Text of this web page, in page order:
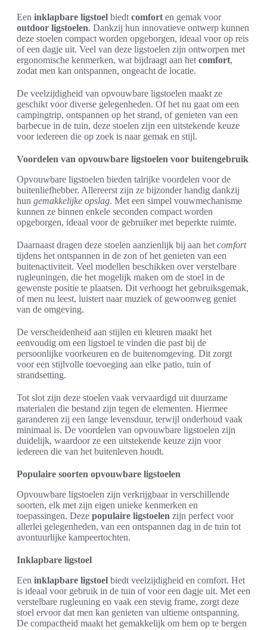
Een inklapbare ligstoel biedt comfort en gemak voor
outdoor ligstoelen. Dankzij hun innovatieve ontwerp kunnen
deze stoelen compact worden opgeborgen, ideaal voor op reis
of een dagje uit. Veel van deze ligstoelen zijn ontworpen met
ergonomische kenmerken, wat bijdraagt aan het comfort,
zodat men kan ontspannen, ongeacht de locatie.
De veelzijdigheid van opvouwbare ligstoelen maakt ze
geschikt voor diverse gelegenheden. Of het nu gaat om een
campingtrip, ontspannen op het strand, of genieten van een
barbecue in de tuin, deze stoelen zijn een uitstekende keuze
voor iedereen die op zoek is naar gemak en stijl.
Voordelen van opvouwbare ligstoelen voor buitengebruik
Opvouwbare ligstoelen bieden talrijke voordelen voor de
buitenliefhebber. Allereerst zijn ze bijzonder handig dankzij
hun gemakkelijke opslag. Met een simpel vouwmechanisme
kunnen ze binnen enkele seconden compact worden
opgeborgen, ideaal voor de gebruiker met beperkte ruimte.
Daarnaast dragen deze stoelen aanzienlijk bij aan het comfort
tijdens het ontspannen in de zon of het genieten van een
buitenactiviteit. Veel modellen beschikken over verstelbare
rugleuningen, die het mogelijk maken om de stoel in de
gewenste positie te plaatsen. Dit verhoogt het gebruiksgemak,
of men nu leest, luistert naar muziek of gewoonweg geniet
van de omgeving.
De verscheidenheid aan stijlen en kleuren maakt het
eenvoudig om een ligstoel te vinden die past bij de
persoonlijke voorkeuren en de buitenomgeving. Dit zorgt
voor een stijlvolle toevoeging aan elke patio, tuin of
strandsetting.
Tot slot zijn deze stoelen vaak vervaardigd uit duurzame
materialen die bestand zijn tegen de elementen. Hiermee
garanderen zij een lange levensduur, terwijl onderhoud vaak
minimaal is. De voordelen van opvouwbare ligstoelen zijn
duidelijk, waardoor ze een uitstekende keuze zijn voor
iedereen die van het buitenleven houdt.
Populaire soorten opvouwbare ligstoelen
Opvouwbare ligstoelen zijn verkrijgbaar in verschillende
soorten, elk met zijn eigen unieke kenmerken en
toepassingen. Deze populaire ligstoelen zijn perfect voor
allerlei gelegenheden, van een ontspannen dag in de tuin tot
avontuurlijke kampeertochten.
Inklapbare ligstoel
Een inklapbare ligstoel biedt veelzijdigheid en comfort. Het
is ideaal voor gebruik in de tuin of voor een dagje uit. Met een
verstelbare rugleuning en vaak een stevig frame, zorgt deze
stoel ervoor dat men kan genieten van ultieme ontspanning.
De compactheid maakt het gemakkelijk om hem op te bergen